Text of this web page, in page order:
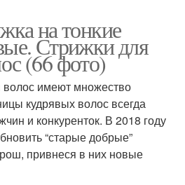
на тонкие
Стрижки для
(66 фото)
имеют множество
кудрявых волос всегда
и конкуренток. В 2018 году
“старые добрые”
привнеся в них новые